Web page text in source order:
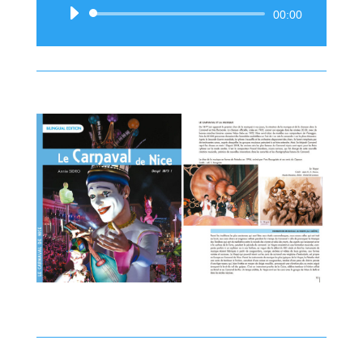
Tocador
áudio
00:00